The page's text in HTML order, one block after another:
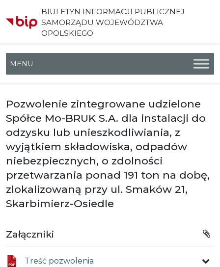
BIULETYN INFORMACJI PUBLICZNEJ
SAMORZĄDU WOJEWÓDZTWA
OPOLSKIEGO
Menu główne
Pozwolenie zintegrowane udzielone
Spółce Mo-BRUK S.A. dla instalacji do
odzysku lub unieszkodliwiania, z
wyjątkiem składowiska, odpadów
niebezpiecznych, o zdolności
przetwarzania ponad 191 ton na dobę,
zlokalizowaną przy ul. Smaków 21,
Skarbimierz-Osiedle
Załączniki
Treść pozwolenia